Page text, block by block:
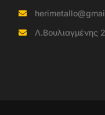
Λ.Βουλιαγμένης